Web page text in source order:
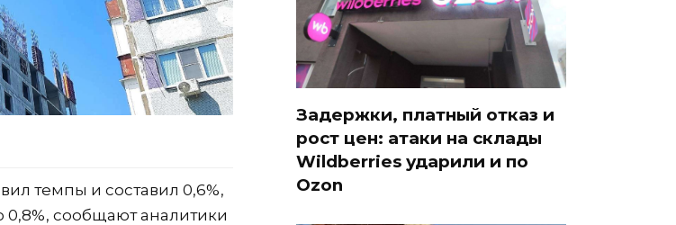
темпы и составил 0,6%,
0,8%, сообщают аналитики
Задержки, платный отказ и
рост цен: атаки на склады
Wildberries ударили и по
Ozon